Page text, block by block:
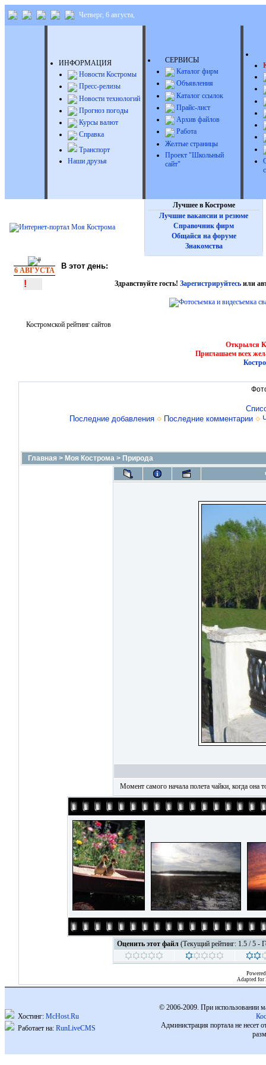
Четверг, 6 августа,
ИНФОРМАЦИЯ
Новости Костромы
Пресс-релизы
Новости технологий
Прогноз погоды
Курсы валют
Справка
Транспорт
Наши друзья
СЕРВИСЫ
Каталог фирм
Объявления
Каталог ссылок
Прайс-лист
Архив файлов
Работа
Желтые страницы
Проект "Школьный
сайт"
Лучшее в Костроме
Лучшие вакансии и резюме
Справочник фирм
Общайся на форуме
Знакомства
6 АВГУСТА В этот день:
! Здравствуйте гость! Зарегистрируйтесьили
Костромской рейтинг сайтов
Открылся
Приглашаем всех
Последние добавления
Последние комментарии
Главная > Моя Кострома> Природа
Момент самого начала полета чайки, когда она
Оценить этот файл (Текущий рейтинг: 1.5 / 5 -
Adapted for
Хостинг: McHost.Ru
Работает на: RunLiveCMS
© 2006-2009. При использовании
Администрация портала не несет